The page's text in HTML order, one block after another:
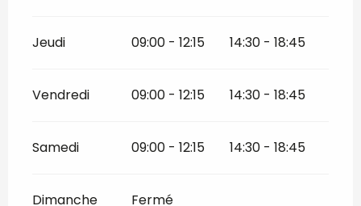
Jeudi 09:00 - 12:15 14:30 - 18:45
Vendredi 09:00 - 12:15 14:30 - 18:45
Samedi 09:00 - 12:15 14:30 - 18:45
Dimanche Fermé